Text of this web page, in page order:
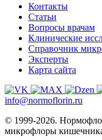
Контакты
Статьи
Вопросы врачам
Клинические
Справочник
Эксперты
Карта сайта
info@normoflorin.ru
© 1999-2026.
микрофлоры